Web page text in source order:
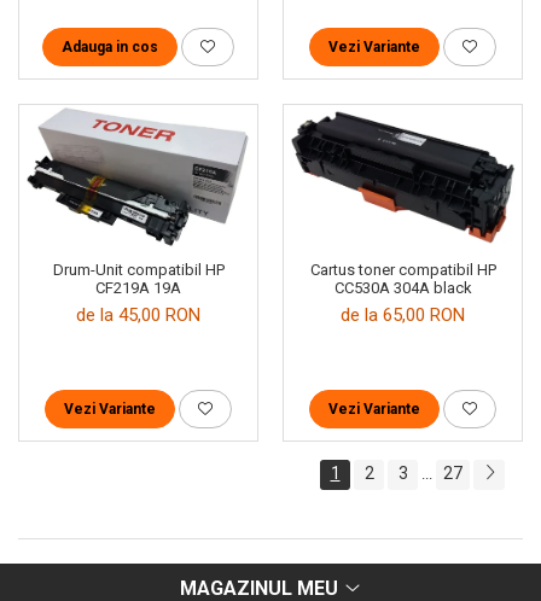
Adauga in cos Vezi Variante
Drum-Unit compatibil HP
CF219A 19A
de la 45,00 RON
Vezi Variante
Cartus toner compatibil HP
CC530A 304A black
de la 65,00 RON
Vezi Variante
1 2 3 ... 27
MAGAZINUL MEU